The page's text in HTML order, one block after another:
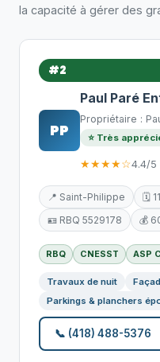
la capacité à gérer des
#2
PP
Paul Paré
Propriétaire :
⭐ Très
★★★★☆4.4/5
📍 Saint-Philippe 🗓️
🪪 RBQ 5529178
💰
RBQ CNESST ASP
Travaux de nuit
Parkings & planchers
📞 (418) 488-5376